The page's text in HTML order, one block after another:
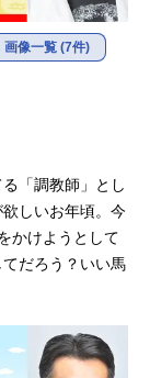
画像一覧 (7件)
「調教師」とし
しいお年頃。今
かけようとして
だろう？いい馬